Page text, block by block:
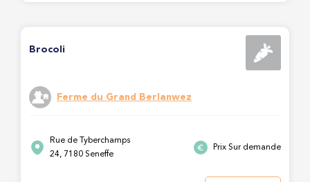
Brocoli
Ferme du Grand Berlanwez
Rue de Tyberchamps
24, 7180 Seneffe
Prix Sur demande